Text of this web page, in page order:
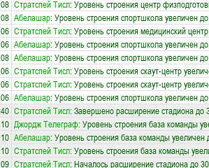
Стратспей Тисл: Уровень строения центр
Абелашар: Уровень строения спортшкола увеличен
Стратспей Тисл: Уровень строения медицинский
Абелашар: Уровень строения спортшкола увеличен
Абелашар: Уровень строения спортшкола увеличен
Стратспей Тисл: Уровень строения скаут-центр
Стратспей Тисл: Уровень строения скаут-центр
Абелашар: Уровень строения спортшкола увеличен
Стратспей Тисл: Завершено расширение стадиона до
Джордж Телеграф: Уровень строения база команды
Абелашар: Уровень строения база команды увеличен
Стратспей Тисл: Уровень строения база команды
Стратспей Тисл: Началось расширение стадиона до